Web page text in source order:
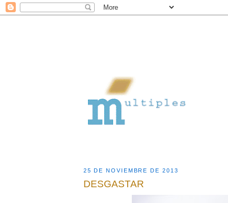
25 DE NOVIEMBRE DE 2013
DESGASTAR